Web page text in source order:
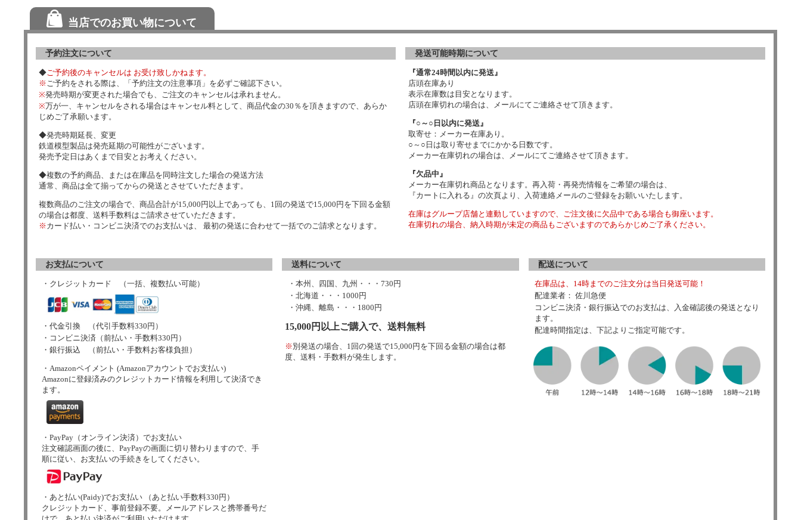
当店でのお買い物について
予約注文について
◆ご予約後のキャンセルは お受け致しかねます。
※ ご予約をされる際は、「予約注文の注意事項」を必ずご確認下さい。
※発売時期が変更された場合でも、ご注文のキャンセルは承れません。
※万が一、キャンセルをされる場合はキャンセル料として、商品代金の30％を頂きますので、あらか
じめご了承願います。
◆発売時期延長、変更
鉄道模型製品は発売延期の可能性がございます。
発売予定日はあくまで目安とお考えください。
◆複数の予約商品、または在庫品を同時注文した場合の発送方法
通常、商品は全て揃ってからの発送とさせていただきます。
複数商品のご注文の場合で、商品合計が15,000円以上であっても、1回の発送で15,000円を下回る金額
の場合は都度、送料手数料はご請求させていただきます。
※ カード払い・コンビニ決済でのお支払いは、 最初の発送に合わせて一括でのご請求となります。
発送可能時期について
『通常24時間以内に発送』
店頭在庫あり
表示在庫数は目安となります。
店頭在庫切れの場合は、メールにてご連絡させて頂きます。
『○～○日以内に発送』
取寄せ：メーカー在庫あり。
○～○日は取り寄せまでにかかる日数です。
メーカー在庫切れの場合は、メールにてご連絡させて頂きます。
『欠品中』
メーカー在庫切れ商品となります。再入荷・再発売情報をご希望の場合は、
『カートに入れる』の次頁より、入荷連絡メールのご登録をお願いいたします。
在庫はグループ店舗と連動していますので、ご注文後に欠品中である場合も御座います。
在庫切れの場合、納入時期が未定の商品もございますのであらかじめご了承ください。
お支払について
・クレジットカード （一括、複数払い可能）
・代金引換 （代引手数料330円）
・コンビニ決済（前払い・手数料330円）
・銀行振込 （前払い・手数料お客様負担）
・Amazonペイメント (Amazonアカウントでお支払い)
Amazonに登録済みのクレジットカード情報を利用して決済でき
ます。
・PayPay（オンライン決済）でお支払い
注文確認画面の後に、PayPayの画面に切り替わりますので、手
順に従い、お支払いの手続きをしてください。
・あと払い(Paidy)でお支払い （あと払い手数料330円）
クレジットカード、事前登録不要。メールアドレスと携帯番号だ
送料について
・本州、四国、九州・・・730円
・北海道・・・1000円
・沖縄、離島・・・1800円
15,000円以上ご購入で、送料無料
※ 別発送の場合、1回の発送で15,000円を下回る金額の場合は都
度、送料・手数料が発生します。
配送について
在庫品は、14時までのご注文分は当日発送可能！
配達業者： 佐川急便
コンビニ決済・銀行振込でのお支払は、入金確認後の発送となり
ます。
配達時間指定は、下記よりご指定可能です。